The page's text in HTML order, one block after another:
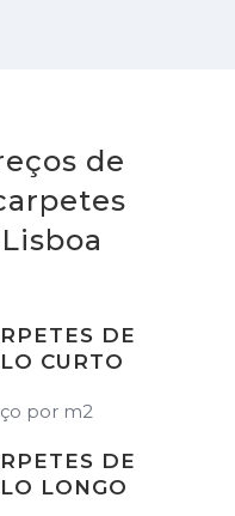
de
DE
CURTO
por m2
DE
LONGO